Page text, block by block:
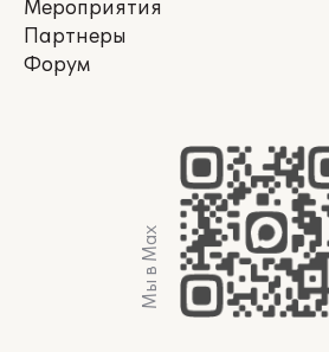
Мероприятия
Партнеры
Форум
Мы в Max